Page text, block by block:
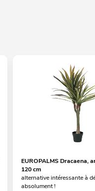
EUROPALMS Dracaena,
120 cm
alternative intéressante à
absolument !